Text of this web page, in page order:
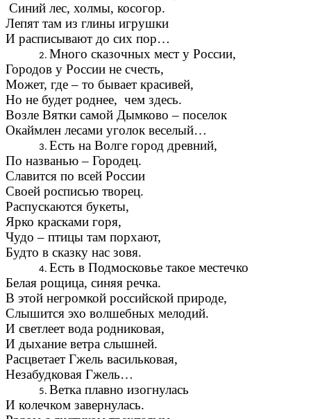
Синий лес, холмы, косогор.
Лепят там из глины игрушки
И расписывают до сих пор…
Много сказочных мест у России,
Городов у России не счесть,
Может, где – то бывает красивей,
Но не будет роднее, чем здесь.
Возле Вятки самой Дымково – поселок
Окаймлен лесами уголок веселый…
Есть на Волге город древний,
По названью – Городец.
Славится по всей России
Своей росписью творец.
Распускаются букеты,
Ярко красками горя,
Чудо – птицы там порхают,
Будто в сказку нас зовя.
Есть в Подмосковье такое местечко
Белая рощица, синяя речка.
В этой негромкой российской природе,
Слышится эхо волшебных мелодий.
И светлеет вода родниковая,
И дыхание ветра слышней.
Расцветает Гжель васильковая,
Незабудковая Гжель…
Ветка плавно изогнулась
И колечком завернулась.